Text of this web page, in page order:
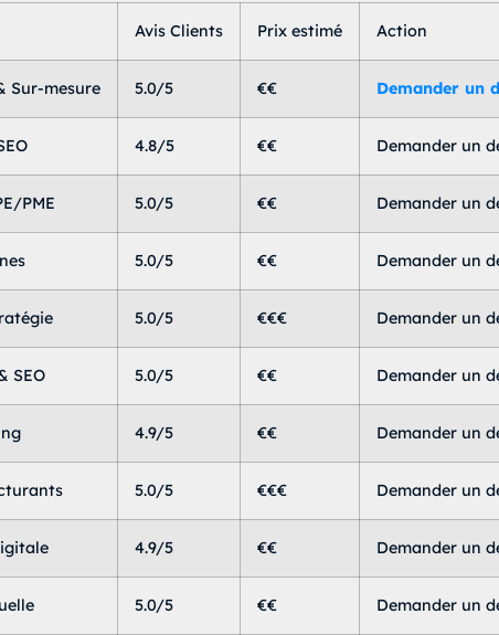
Avis Clients Prix estimé Action
Sur-mesure 5.0/5 €€ Demander un
4.8/5 €€ Demander un
PME 5.0/5 €€ Demander un
5.0/5 €€ Demander un
5.0/5 €€€ Demander un
SEO 5.0/5 €€ Demander un
4.9/5 €€ Demander un
5.0/5 €€€ Demander un
4.9/5 €€ Demander un
5.0/5 €€ Demander un